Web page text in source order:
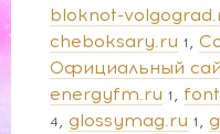
bloknot-
cheboksary.ru 1
Официальный
energyfm.ru 1
4 glossymag.ru 1